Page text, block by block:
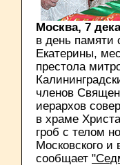
Москва, 7
в день памяти
Екатерины,
престола
членов
иерархов
в храме
гроб с телом
Московского и
сообщает